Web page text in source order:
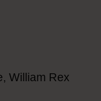
William Rex